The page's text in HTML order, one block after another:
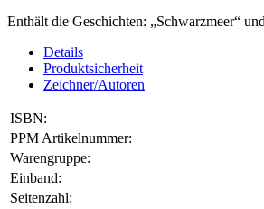
Enthält die Geschichten: „Schwarzmeer“
Details
Produktsicherheit
Zeichner/Autoren
ISBN:
PPM Artikelnummer:
Warengruppe:
Einband:
Seitenzahl: